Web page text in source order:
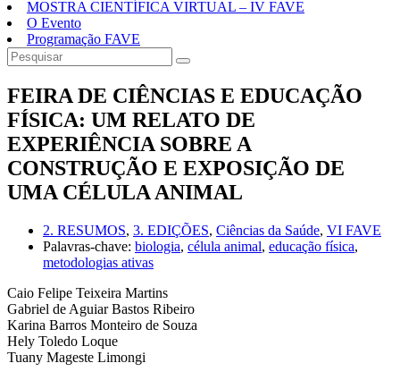
MOSTRA CIENTÍFICA VIRTUAL – IV FAVE
O Evento
Programação FAVE
FEIRA DE CIÊNCIAS E EDUCAÇÃO
FÍSICA: UM RELATO DE
EXPERIÊNCIA SOBRE A
CONSTRUÇÃO E EXPOSIÇÃO DE
UMA CÉLULA ANIMAL
2. RESUMOS, 3. EDIÇÕES, Ciências da Saúde, VI FAVE
Palavras-chave: biologia, célula animal, educação física,
metodologias ativas
Caio Felipe Teixeira Martins
Gabriel de Aguiar Bastos Ribeiro
Karina Barros Monteiro de Souza
Hely Toledo Loque
Tuany Mageste Limongi